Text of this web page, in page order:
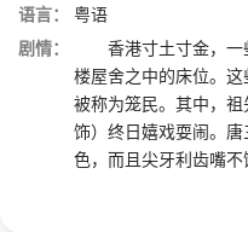
语言：
粤语
剧情：
香港寸土寸金，一
楼屋舍之中的床位。这
被称为笼民。其中，
饰）终日嬉戏耍闹。
色，而且尖牙利齿嘴不